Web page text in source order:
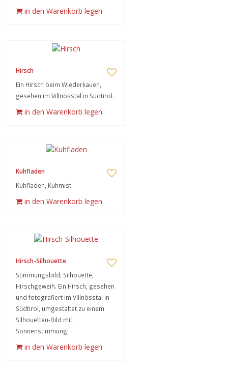
in den Warenkorb legen
Hirsch
Ein Hirsch beim Wiederkauen,
gesehen im Villnösstal in Südtirol.
in den Warenkorb legen
Kuhfladen
Kuhfladen, Kuhmist
in den Warenkorb legen
Hirsch-Silhouette
Stimmungsbild, Silhouette,
Hirschgeweih. Ein Hirsch, gesehen
und fotografiert im Villnösstal in
Südtirol, umgestaltet zu einem
Silhouetten-Bild mit
Sonnenstimmung!
in den Warenkorb legen